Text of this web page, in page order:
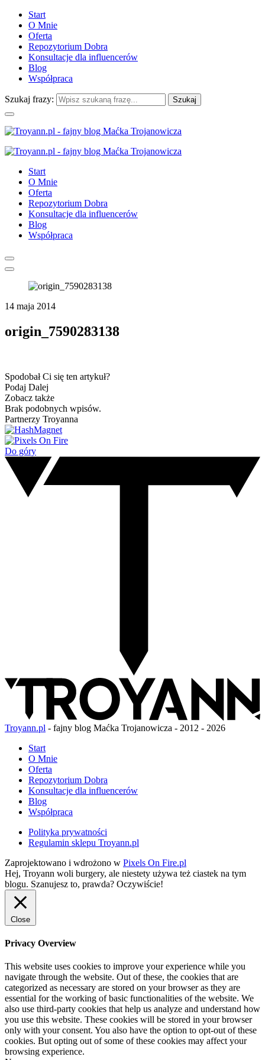
Start
O Mnie
Oferta
Repozytorium Dobra
Konsultacje dla influencerów
Blog
Współpraca
Szukaj frazy:
Start
O Mnie
Oferta
Repozytorium Dobra
Konsultacje dla influencerów
Blog
Współpraca
14 maja 2014
origin_7590283138
Spodobał Ci się ten artykuł?
Podaj Dalej
Zobacz także
Brak podobnych wpisów.
Partnerzy Troyanna
Do góry
Troyann.pl - fajny blog Maćka Trojanowicza - 2012 - 2026
Start
O Mnie
Oferta
Repozytorium Dobra
Konsultacje dla influencerów
Blog
Współpraca
Polityka prywatności
Regulamin sklepu Troyann.pl
Zaprojektowano i wdrożono w Pixels On Fire.pl
Hej, Troyann woli burgery, ale niestety używa też ciastek na tym
blogu. Szanujesz to, prawda? Oczywiście!
Close
Privacy Overview
This website uses cookies to improve your experience while you
navigate through the website. Out of these, the cookies that are
categorized as necessary are stored on your browser as they are
essential for the working of basic functionalities of the website. We
also use third-party cookies that help us analyze and understand how
you use this website. These cookies will be stored in your browser
only with your consent. You also have the option to opt-out of these
cookies. But opting out of some of these cookies may affect your
browsing experience.